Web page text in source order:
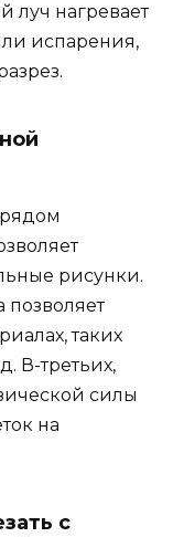
луч нагревает
испарения,
рисунки.
позволяет
таких
В-третьих,
силы
на
с